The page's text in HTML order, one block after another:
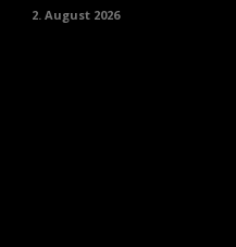
2. August 2026